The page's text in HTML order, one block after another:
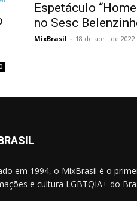
Espetáculo
no Sesc
MixBrasil - 18 de abril de 2022
em 1994, o MixBrasil é o
e cultura LGBTQIA+ do